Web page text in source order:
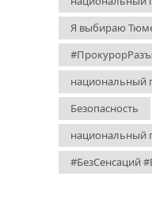
Я выбираю
национальный
Безопасность
национальный
#БезСенсаций